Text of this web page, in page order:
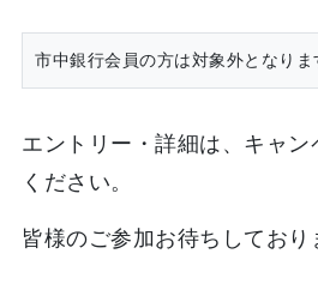
市中銀行会員の方は対象外となりま
エントリー・詳細は、キャ
ください。
皆様のご参加お待ちしており